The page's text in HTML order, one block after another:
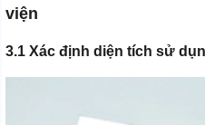
viện
3.1 Xác định diện tích sử